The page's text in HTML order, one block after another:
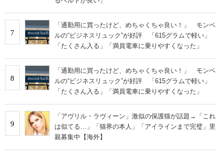
7
「通勤用に買ったけど、めちゃくちゃ良い！」 モンベ
ルの“ビジネスリュック”が好評 「615グラムで軽い」
「たくさん入る」「満員電車に乗りやすくなった」
8
「通勤用に買ったけど、めちゃくちゃ良い！」 モンベ
ルの“ビジネスリュック”が好評 「615グラムで軽い」
「たくさん入る」「満員電車に乗りやすくなった」
9
「アヴリル・ラヴィーン」激似の保護猫が話題→「これ
は似てる…」「猫界の本人」「アイラインまで完璧」里
親募集中【海外】